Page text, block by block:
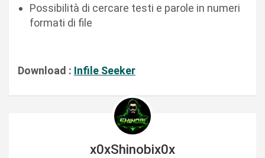
Possibilità di cercare testi e parole in numeri
formati di file
Download : Infile Seeker
x0xShinobix0x